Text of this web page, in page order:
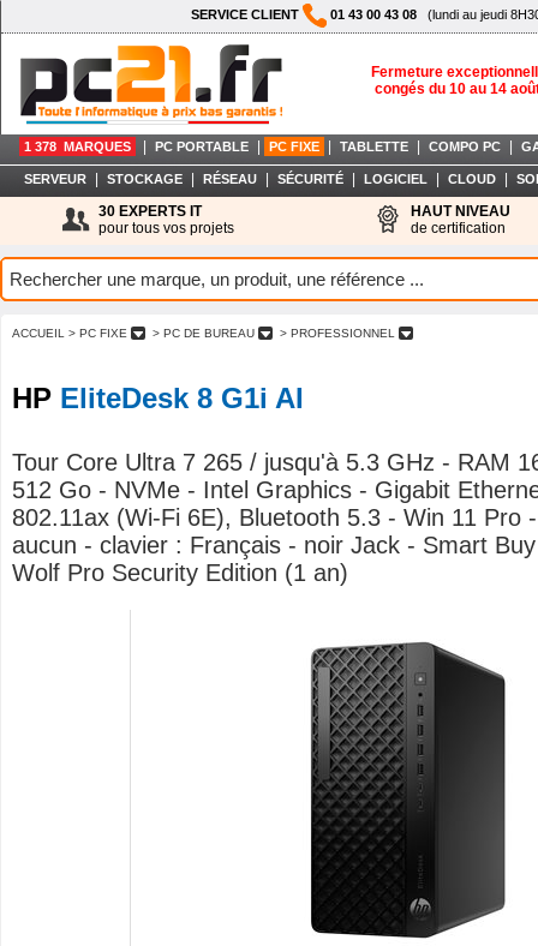
SERVICE CLIENT 01 43 00 43 08 (lundi au jeudi
Fermeture
congés du 10 au 14
1 378 MARQUES PC PORTABLE PC FIXE TABLETTE COMPO PC
SERVEUR STOCKAGE RÉSEAU SÉCURITÉ LOGICIEL CLOUD
30 EXPERTS IT
pour tous vos projets
HAUT NIVEAU
de certification
ACCUEIL > PC FIXE > PC DE BUREAU > PROFESSIONNEL
HP EliteDesk 8 G1i AI
Tour Core Ultra 7 265 / jusqu'à 5.3 GHz - RAM
512 Go - NVMe - Intel Graphics - Gigabit
802.11ax (Wi-Fi 6E), Bluetooth 5.3 - Win 11 Pro
aucun - clavier : Français - noir Jack - Smart
Wolf Pro Security Edition (1 an)